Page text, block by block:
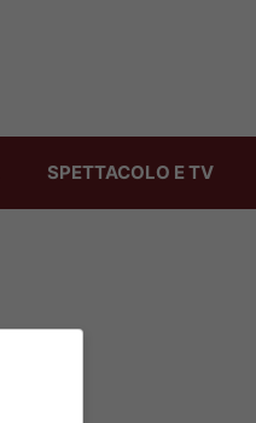
SPETTACOLO E TV